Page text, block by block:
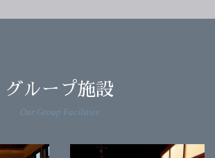
グループ施設
Our Group Facilities